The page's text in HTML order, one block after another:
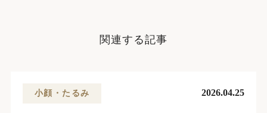
関連する記事
小顔・たるみ 2026.04.25